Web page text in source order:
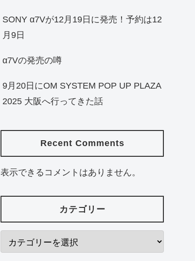
SONY α7Vが12月19日に発売！予約は12
月9日
α7Vの発売の噂
9月20日にOM SYSTEM POP UP PLAZA
2025 大阪へ行ってきた話
Recent Comments
表示できるコメントはありません。
カテゴリー